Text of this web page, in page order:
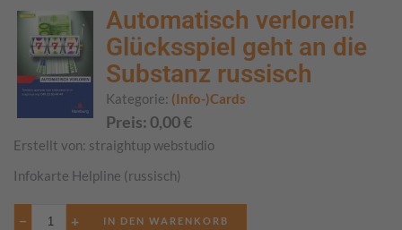
Automatisch verloren!
Glücksspiel geht an die
Substanz russisch
Kategorie: (Info-)Cards
Preis: 0,00€
Erstellt von: straightup webstudio
Infokarte Helpline (russisch)
− +